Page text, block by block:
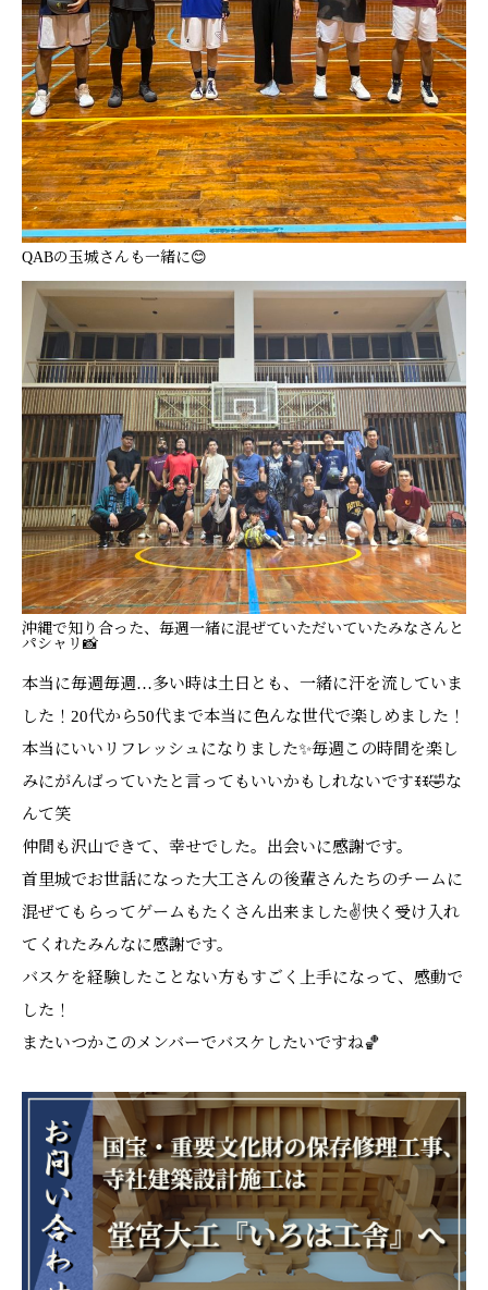
QABの玉城さんも一緒に😊
沖縄で知り合った、毎週一緒に混ぜていただいていたみなさんと
パシャリ📸
本当に毎週毎週…多い時は土日とも、一緒に汗を流していま
した！20代から50代まで本当に色んな世代で楽しめました！
本当にいいリフレッシュになりました✨毎週この時間を楽し
みにがんばっていたと言ってもいいかもしれないですꉂꉂ🤣な
んて笑
仲間も沢山できて、幸せでした。出会いに感謝です。
首里城でお世話になった大工さんの後輩さんたちのチームに
混ぜてもらってゲームもたくさん出来ました✌️快く受け入れ
てくれたみんなに感謝です。
バスケを経験したことない方もすごく上手になって、感動で
した！
またいつかこのメンバーでバスケしたいですね🏀